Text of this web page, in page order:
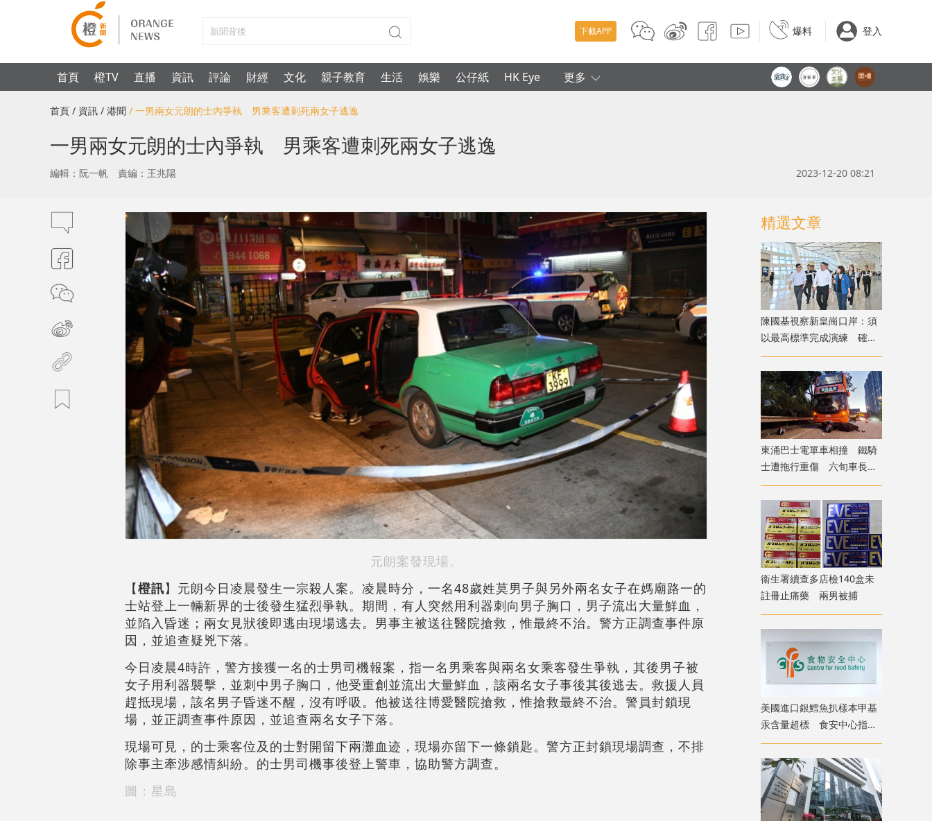
下載APP 爆料 登入
首頁 橙TV 直播 資訊 評論 財經 文化 親子教育 生活 娛樂 公仔紙 HK Eye 更多
首頁 / 資訊 / 港聞 / 一男兩女元朗的士內爭執 男乘客遭刺死兩女子逃逸
一男兩女元朗的士內爭執 男乘客遭刺死兩女子逃逸
編輯：阮一帆 責編：王兆陽 2023-12-20 08:21
元朗案發現場。
【橙訊】元朗今日凌晨發生一宗殺人案。凌晨時分，一名48歲姓莫男子與另外兩名女子在媽廟路一的
士站登上一輛新界的士後發生猛烈爭執。期間，有人突然用利器刺向男子胸口，男子流出大量鮮血，
並陷入昏迷；兩女見狀後即逃由現場逃去。男事主被送往醫院搶救，惟最終不治。警方正調查事件原
因，並追查疑兇下落。
今日凌晨4時許，警方接獲一名的士男司機報案，指一名男乘客與兩名女乘客發生爭執，其後男子被
女子用利器襲擊，並刺中男子胸口，他受重創並流出大量鮮血，該兩名女子事後其後逃去。救援人員
趕抵現場，該名男子昏迷不醒，沒有呼吸。他被送往博愛醫院搶救，惟搶救最終不治。警員封鎖現
場，並正調查事件原因，並追查兩名女子下落。
現場可見，的士乘客位及的士對開留下兩灘血迹，現場亦留下一條鎖匙。警方正封鎖現場調查，不排
除事主牽涉感情糾紛。的士男司機事後登上警車，協助警方調查。
圖：星島
精選文章
陳國基視察新皇崗口岸：須
以最高標準完成演練 確保
通關萬無一失
東涌巴士電單車相撞 鐵騎
士遭拖行重傷 六旬車長涉
危駕被捕
衞生署續查多店檢140盒未
註冊止痛藥 兩男被捕
美國進口銀鱈魚扒樣本甲基
汞含量超標 食安中心指令
下架